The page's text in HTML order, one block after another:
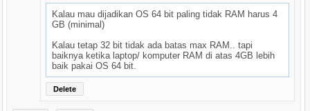
Kalau mau dijadikan OS 64 bit paling tidak RAM harus 4
GB (minimal)
Kalau tetap 32 bit tidak ada batas max RAM.. tapi
baiknya ketika laptop/ komputer RAM di atas 4GB lebih
baik pakai OS 64 bit.
Delete